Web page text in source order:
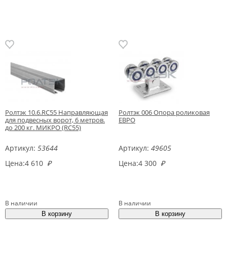
Ролтэк 10.6.RC55 Направляющая
для подвесных ворот, 6 метров.
до 200 кг. МИКРО (RC55)
Артикул: 53644
Цена:4 610 ₽
В наличии
Ролтэк 006 Опора роликовая
ЕВРО
Артикул: 49605
Цена:4 300 ₽
В наличии